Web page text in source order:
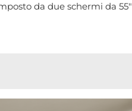
da due schermi da 55"